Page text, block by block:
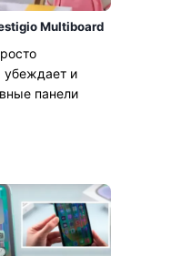
Multiboard
убеждает и
панели